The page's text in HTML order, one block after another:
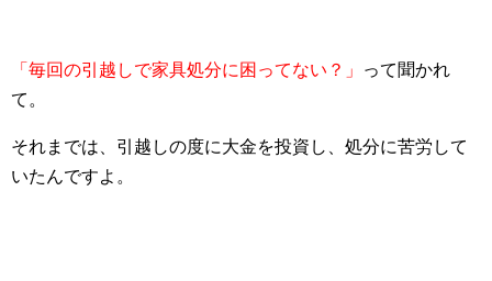
「毎回の引越しで家具処分に困ってない？」
って聞かれ
て。
それまでは、引越しの度に大金を投資し、処分に苦労して
いたんですよ。